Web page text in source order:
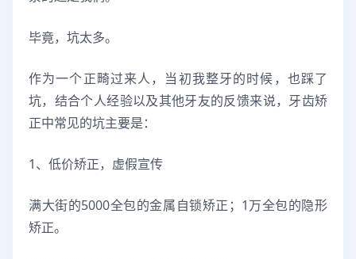
毕竟，坑太多。
作为一个正畸过来人，当初我整牙的时候，也踩了
坑，结合个人经验以及其他牙友的反馈来说，牙齿矫
正中常见的坑主要是：
1、低价矫正，虚假宣传
满大街的5000全包的金属自锁矫正；1万全包的隐形
矫正。